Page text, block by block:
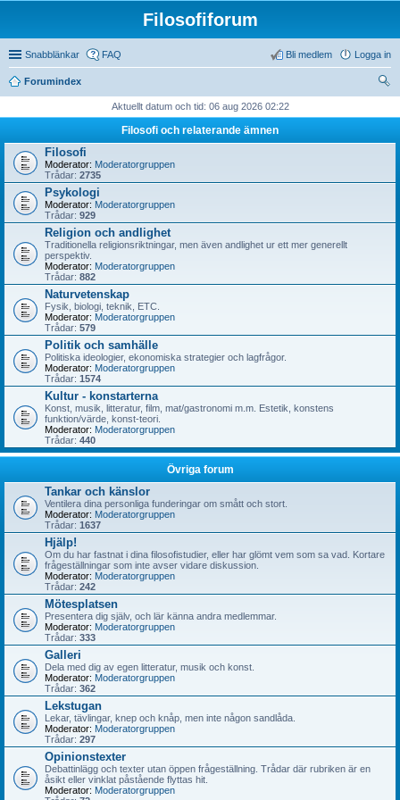
Filosofiforum
Snabblänkar FAQ Logga in
Bli medlem
Forumindex
Aktuellt datum och tid: 06 aug 2026 02:22
Filosofi och relaterande ämnen
Filosofi
Moderator: Moderatorgruppen
Trådar: 2735
Psykologi
Moderator: Moderatorgruppen
Trådar: 929
Religion och andlighet
Traditionella religionsriktningar, men även andlighet ur ett mer generellt
perspektiv.
Moderator: Moderatorgruppen
Trådar: 882
Naturvetenskap
Fysik, biologi, teknik, ETC.
Moderator: Moderatorgruppen
Trådar: 579
Politik och samhälle
Politiska ideologier, ekonomiska strategier och lagfrågor.
Moderator: Moderatorgruppen
Trådar: 1574
Kultur - konstarterna
Konst, musik, litteratur, film, mat/gastronomi m.m. Estetik, konstens
funktion/värde, konst-teori.
Moderator: Moderatorgruppen
Trådar: 440
Övriga forum
Tankar och känslor
Ventilera dina personliga funderingar om smått och stort.
Moderator: Moderatorgruppen
Trådar: 1637
Hjälp!
Om du har fastnat i dina filosofistudier, eller har glömt vem som sa vad. Kortare
frågeställningar som inte avser vidare diskussion.
Moderator: Moderatorgruppen
Trådar: 242
Mötesplatsen
Presentera dig själv, och lär känna andra medlemmar.
Moderator: Moderatorgruppen
Trådar: 333
Galleri
Dela med dig av egen litteratur, musik och konst.
Moderator: Moderatorgruppen
Trådar: 362
Lekstugan
Lekar, tävlingar, knep och knåp, men inte någon sandlåda.
Moderator: Moderatorgruppen
Trådar: 297
Opinionstexter
Debattinlägg och texter utan öppen frågeställning. Trådar där rubriken är en
åsikt eller vinklat påstående flyttas hit.
Moderator: Moderatorgruppen